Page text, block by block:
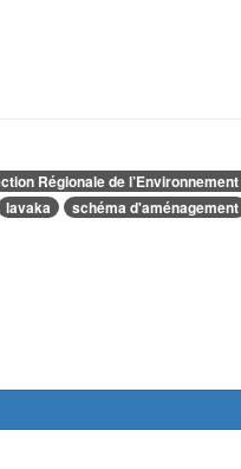
Régionale de
lavaka schéma d'aménagement